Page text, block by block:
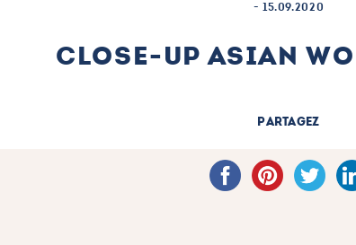
- 15.09.2020
CLOSE-UP ASIAN
PARTAGEZ